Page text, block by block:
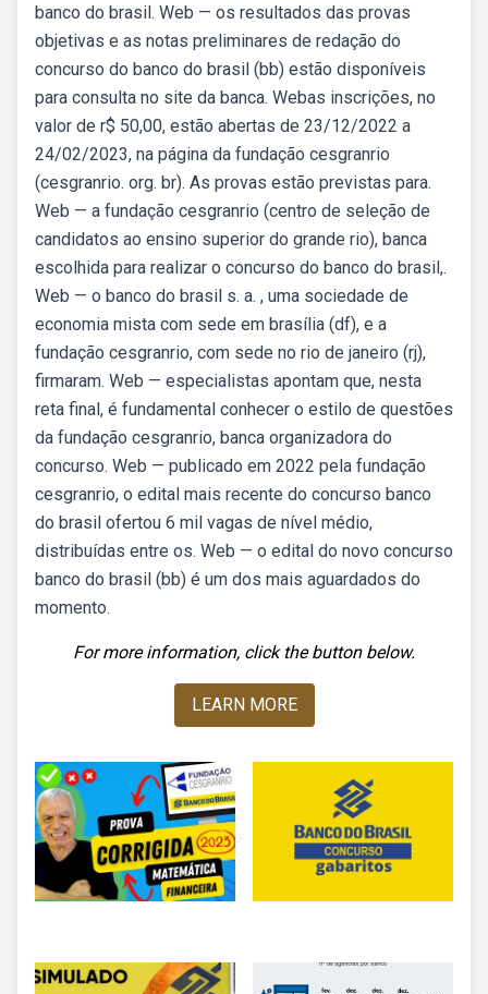
banco do brasil. Web — os resultados das provas
objetivas e as notas preliminares de redação do
concurso do banco do brasil (bb) estão disponíveis
para consulta no site da banca. Webas inscrições, no
valor de r$ 50,00, estão abertas de 23/12/2022 a
24/02/2023, na página da fundação cesgranrio
(cesgranrio. org. br). As provas estão previstas para.
Web — a fundação cesgranrio (centro de seleção de
candidatos ao ensino superior do grande rio), banca
escolhida para realizar o concurso do banco do brasil,.
Web — o banco do brasil s. a. , uma sociedade de
economia mista com sede em brasília (df), e a
fundação cesgranrio, com sede no rio de janeiro (rj),
firmaram. Web — especialistas apontam que, nesta
reta final, é fundamental conhecer o estilo de questões
da fundação cesgranrio, banca organizadora do
concurso. Web — publicado em 2022 pela fundação
cesgranrio, o edital mais recente do concurso banco
do brasil ofertou 6 mil vagas de nível médio,
distribuídas entre os. Web — o edital do novo concurso
banco do brasil (bb) é um dos mais aguardados do
momento.
For more information, click the button below.
LEARN MORE